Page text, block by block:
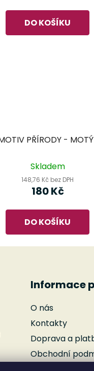
DO KOŠÍKU
PŘÍRODY -
Skladem
148,76 Kč bez DPH
180 Kč
DO KOŠÍKU
Informace
O nás
Kontakty
Doprava a
Obchodní